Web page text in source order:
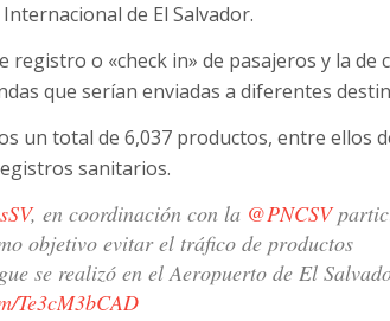
de El Salvador.
o «check in» de pasajeros y la de
que serían enviadas a diferentes
un total de 6,037 productos, entre ellos
sanitarios.
, en coordinación con la @PNCSV
objetivo evitar el tráfico de productos
se realizó en el Aeropuerto de El
Te3cM3bCAD